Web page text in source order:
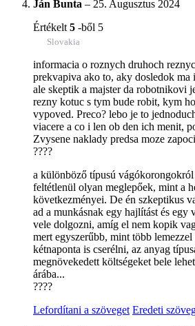
Ján Bunta – 25. Augusztus 2024
Értékelt 5 -ből 5
Slovakia
informacia o roznych druhoch
prekvapiva ako to, aky dosledok ma
ale skeptik a majster da robotnikovi
rezny kotuc s tym bude robit, kym
vypoved. Preco? lebo je to
viacere a co i len ob den ich menit,
Zvysene naklady predsa moze
????
a különböző típusú
feltétlenül olyan meglepőek, mint a
következményei. De én szkeptikus
ad a munkásnak egy hajlítást és egy
vele dolgozni, amíg el nem kopik
mert egyszerűbb, mint több
kétnaponta is cserélni, az anyag
megnövekedett költségeket bele
árába...
????
Lefordítani a szöveget Eredeti